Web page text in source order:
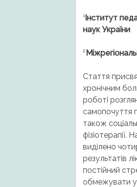
¹Інститут
наук України
²
Стаття
хронічним
роботі
самопочуття
також
фізіотерапії.
виділено
результатів
постійний
обмежувати